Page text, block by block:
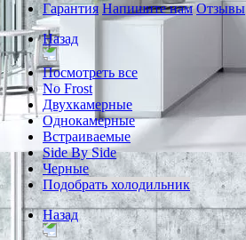
Гарантия Напишите нам Отзывы
Назад
Посмотреть все
No Frost
Двухкамерные
Однокамерные
Встраиваемые
Side By Side
Черные
Подобрать холодильник
Назад